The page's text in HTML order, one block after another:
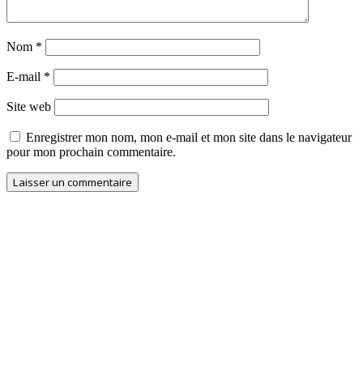
Nom *
E-mail *
Site web
Enregistrer mon nom, mon e-mail et mon site dans le navigateur
pour mon prochain commentaire.